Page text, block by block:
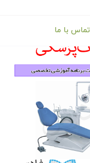
تماس با ما